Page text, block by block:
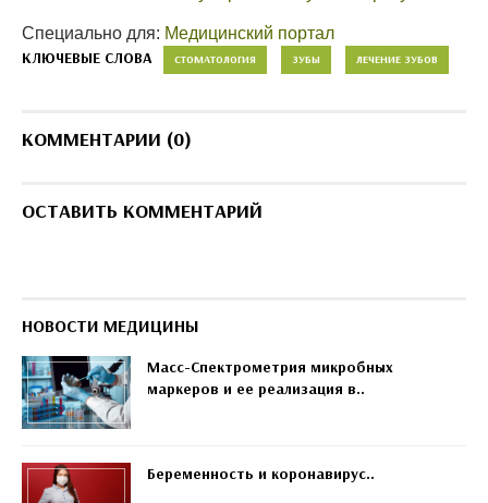
Специально для: Медицинский портал
КЛЮЧЕВЫЕ СЛОВА СТОМАТОЛОГИЯ ЗУБЫ ЛЕЧЕНИЕ ЗУБОВ
КОММЕНТАРИИ (0)
ОСТАВИТЬ КОММЕНТАРИЙ
НОВОСТИ МЕДИЦИНЫ
Масс-Спектрометрия микробных
маркеров и ее реализация в..
Беременность и коронавирус..